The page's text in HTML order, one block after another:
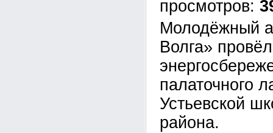
Молодёжный
Волга»
палаточного
Устьевской
района.